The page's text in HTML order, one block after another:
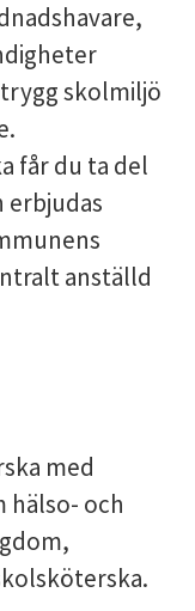
skolmiljö
får du ta del
anställd
med
hälso- och